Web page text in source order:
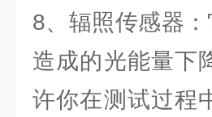
8、辐照传感器
造成的光能量下
许你在测试过程